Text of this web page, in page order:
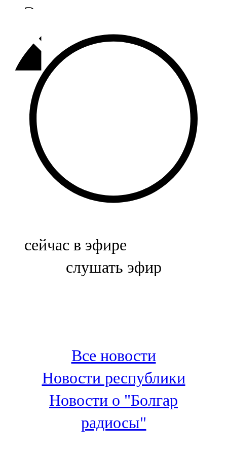
Әлмәт
92,9 FM
Базарлы матак
107,1 FM
Балык бистәсе
104,9 FM
Баулы
107,5 FM
Биләр
Болгар
100,3 FM
Зәй
106,6 FM
Кадыбаш
105,2 FM
сейчас в эфире
слушать эфир
Все новости
Новости республики
Новости о "Болгар
радиосы"